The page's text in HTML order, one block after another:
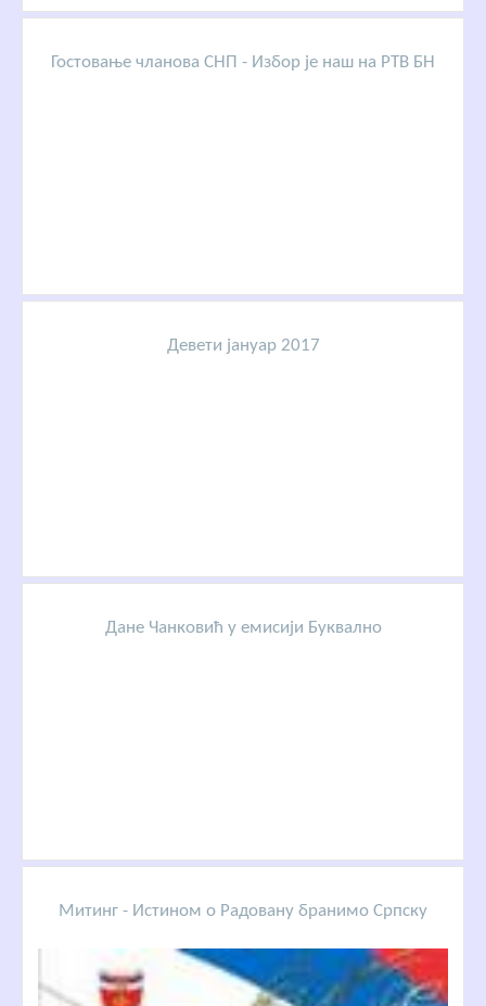
Гостовање чланова СНП - Избор је наш на РТВ БН
Девети јануар 2017
Дане Чанковић у емисији Буквално
Митинг - Истином о Радовану бранимо Српску